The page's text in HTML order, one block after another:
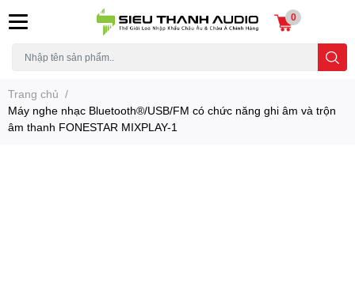
0
Trang chủ /
Máy nghe nhạc Bluetooth®/USB/FM có chức năng ghi âm và trộn
âm thanh FONESTAR MIXPLAY-1